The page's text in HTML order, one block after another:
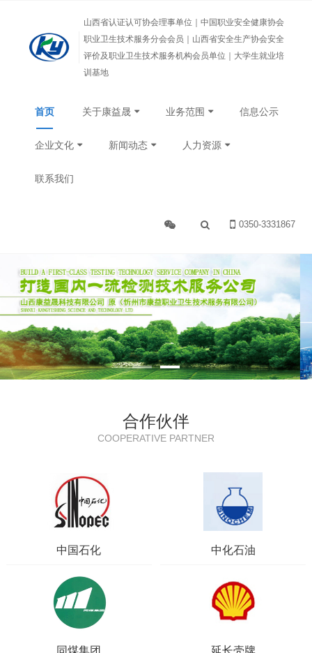
山西省认证认可协会理事单位｜中国职业安全健康协会
职业卫生技术服务分会会员｜山西省安全生产协会安全
评价及职业卫生技术服务机构会员单位｜大学生就业培
训基地
首页 关于康益晟 业务范围 信息公示
企业文化 新闻动态 人力资源
联系我们
0350-3331867
合作伙伴
COOPERATIVE PARTNER
中国石化 中化石油